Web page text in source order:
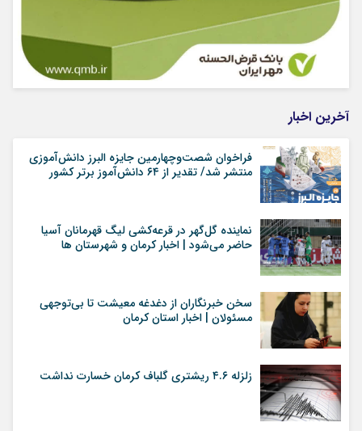
آخرین اخبار
فراخوان شصت‌وچهارمین جایزه البرز دانش‌آموزی
منتشر شد/ تقدیر از ۶۴ دانش‌آموز برتر کشور
نماینده گل‌گهر در قرعه‌کشی لیگ قهرمانان آسیا
حاضر می‌شود | اخبار کرمان و شهرستان ها
سخن خبرنگاران از دغدغه معیشت تا بی‌توجهی
مسئولان | اخبار استان کرمان
زلزله ۴.۶ ریشتری گلباف کرمان خسارت نداشت